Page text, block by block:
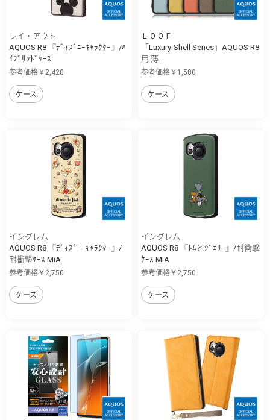
レイ・アウト
AQUOS R8 『ﾃﾞｨｽﾞﾆｰｷｬﾗｸﾀｰ』/ﾊ
ｲﾌﾞﾘｯﾄﾞｹｰｽ
参考価格￥2,420
ケース
ＬＯＯＦ
「Luxury-Shell Series」AQUOS R8
用 薄...
参考価格￥1,580
ケース
イングレム
AQUOS R8 『ﾃﾞｨｽﾞﾆｰｷｬﾗｸﾀｰ』/
耐衝撃ｹｰｽ MiA
参考価格￥2,750
ケース
イングレム
AQUOS R8 『ﾄﾑとｼﾞｪﾘｰ』/耐衝撃
ｹｰｽ MiA
参考価格￥2,750
ケース